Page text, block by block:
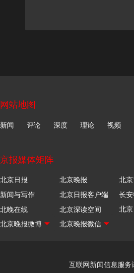
网站地图
新闻 评论 深度 理论 视频
京报媒体矩阵
北京日报 北京晚报 北
新闻与写作
北京日报客户端 长
北晚在线
北京深读空间
互联网新闻信息服